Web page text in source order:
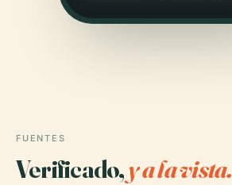
FUENTES
Verificado,y a la vista.